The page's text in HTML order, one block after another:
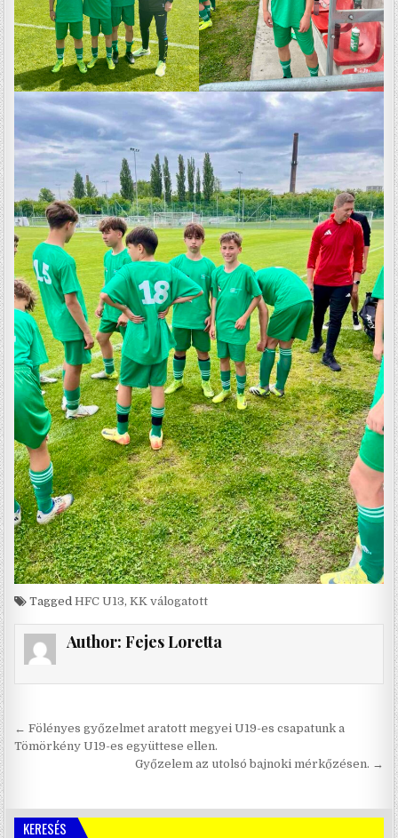
TaggedHFC U13,KK válogatott
Author: Fejes Loretta
Bejegyzés
navigáció
← Fölényes győzelmet aratott megyei U19-es csapatunk a
Tömörkény U19-es együttese ellen.
Győzelem az utolsó bajnoki mérkőzésen. →
KERESÉS